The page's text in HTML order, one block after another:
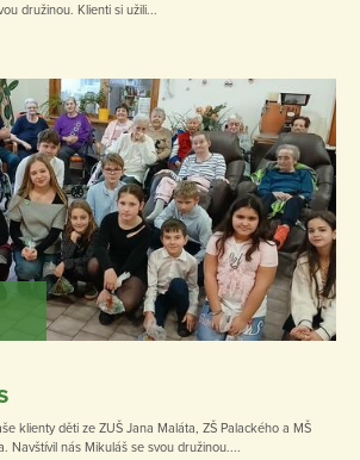
družinou. Klienti si užili...
klienty děti ze ZUŠ Jana Maláta, ZŠ Palackého a MŠ
Navštívil nás Mikuláš se svou družinou....